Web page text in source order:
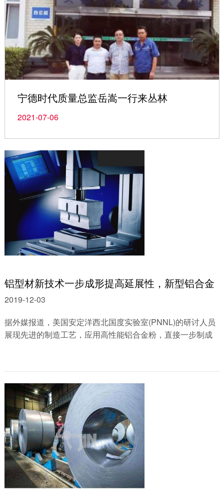
宁德时代质量总监岳嵩一行来丛林
2021-07-06
铝型材新技术一步成形提高延展性，新型铝合金
2019-12-03
据外媒报道，美国安定洋西北国度实验室(PNNL)的研讨人员
展现先进的制造工艺，应用高性能铝合金粉，直接一步制成